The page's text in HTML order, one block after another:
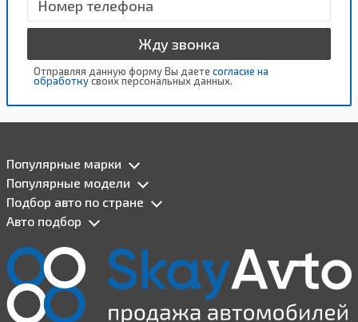
Жду звонка
Отправляя данную форму Вы даете согласие на
обработкусвоих персональных данных.
Популярные марки
Популярные модели
Подбор авто по стране
Авто подбор